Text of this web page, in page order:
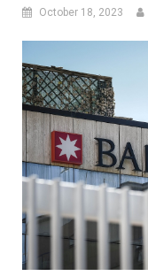
October 18, 2023